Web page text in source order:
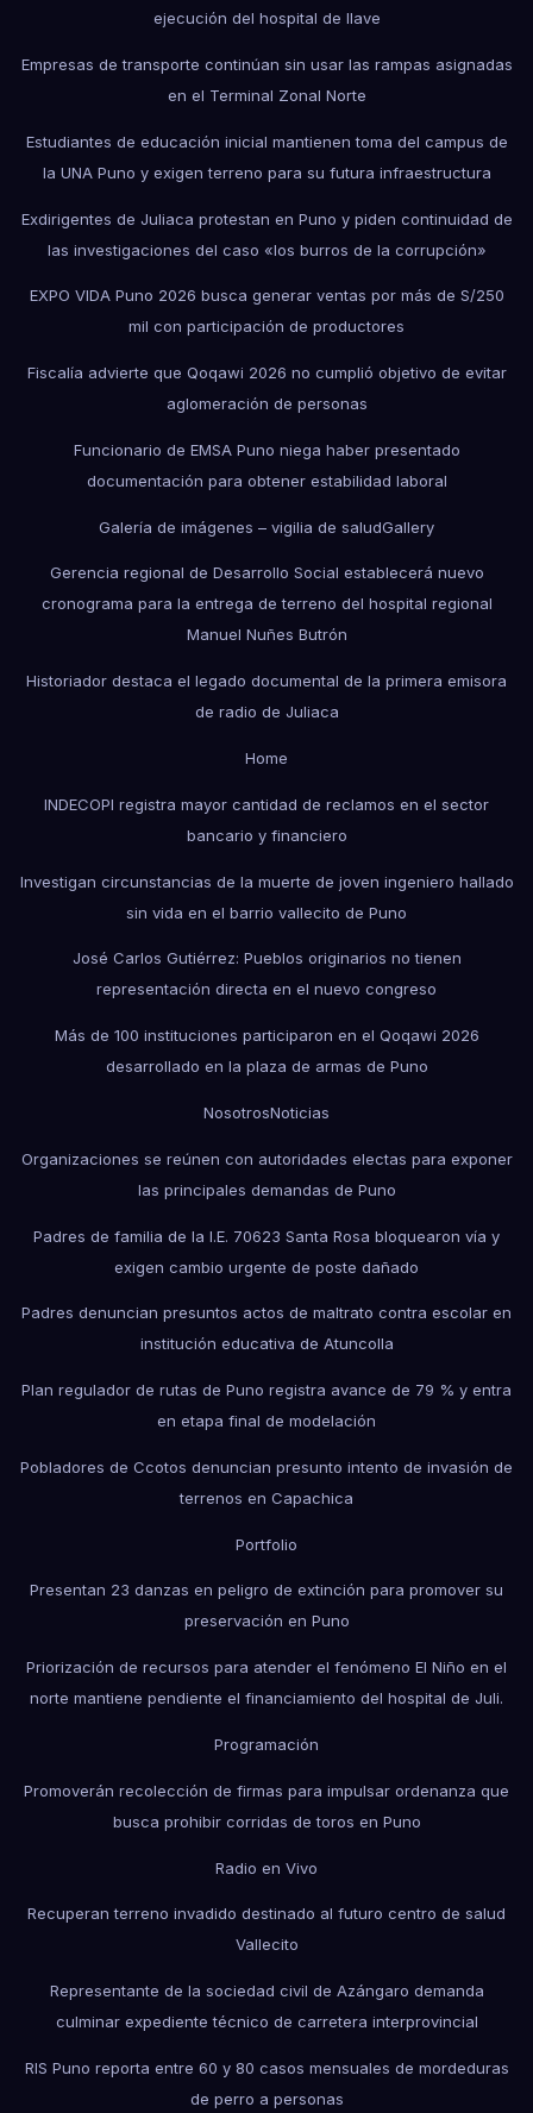
ejecución del hospital de Ilave
Empresas de transporte continúan sin usar las rampas asignadas
en el Terminal Zonal Norte
Estudiantes de educación inicial mantienen toma del campus de
la UNA Puno y exigen terreno para su futura infraestructura
Exdirigentes de Juliaca protestan en Puno y piden continuidad de
las investigaciones del caso «los burros de la corrupción»
EXPO VIDA Puno 2026 busca generar ventas por más de S/250
mil con participación de productores
Fiscalía advierte que Qoqawi 2026 no cumplió objetivo de evitar
aglomeración de personas
Funcionario de EMSA Puno niega haber presentado
documentación para obtener estabilidad laboral
Galería de imágenes – vigilia de saludGallery
Gerencia regional de Desarrollo Social establecerá nuevo
cronograma para la entrega de terreno del hospital regional
Manuel Nuñes Butrón
Historiador destaca el legado documental de la primera emisora
de radio de Juliaca
Home
INDECOPI registra mayor cantidad de reclamos en el sector
bancario y financiero
Investigan circunstancias de la muerte de joven ingeniero hallado
sin vida en el barrio vallecito de Puno
José Carlos Gutiérrez: Pueblos originarios no tienen
representación directa en el nuevo congreso
Más de 100 instituciones participaron en el Qoqawi 2026
desarrollado en la plaza de armas de Puno
NosotrosNoticias
Organizaciones se reúnen con autoridades electas para exponer
las principales demandas de Puno
Padres de familia de la I.E. 70623 Santa Rosa bloquearon vía y
exigen cambio urgente de poste dañado
Padres denuncian presuntos actos de maltrato contra escolar en
institución educativa de Atuncolla
Plan regulador de rutas de Puno registra avance de 79 % y entra
en etapa final de modelación
Pobladores de Ccotos denuncian presunto intento de invasión de
terrenos en Capachica
Portfolio
Presentan 23 danzas en peligro de extinción para promover su
preservación en Puno
Priorización de recursos para atender el fenómeno El Niño en el
norte mantiene pendiente el financiamiento del hospital de Juli.
Programación
Promoverán recolección de firmas para impulsar ordenanza que
busca prohibir corridas de toros en Puno
Radio en Vivo
Recuperan terreno invadido destinado al futuro centro de salud
Vallecito
Representante de la sociedad civil de Azángaro demanda
culminar expediente técnico de carretera interprovincial
RIS Puno reporta entre 60 y 80 casos mensuales de mordeduras
de perro a personas